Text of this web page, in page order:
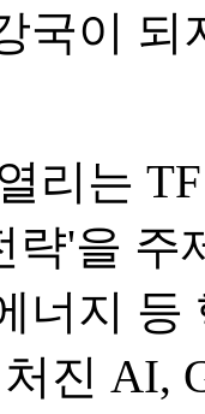
국이
리는
략'을
너지 등
진 AI,